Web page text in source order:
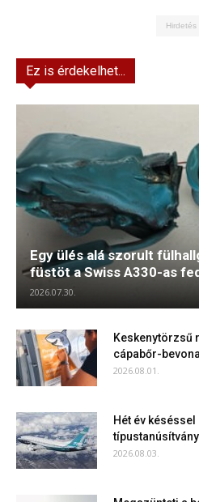
Hirdetés
Ez is érdekelhet...
Egy ülés alá szorult
füstöt a Swiss A330-as
2026.07.30.
Keskenytörzsű
cápabőr-
2026.08.01.
Hét év
2026.08.03.